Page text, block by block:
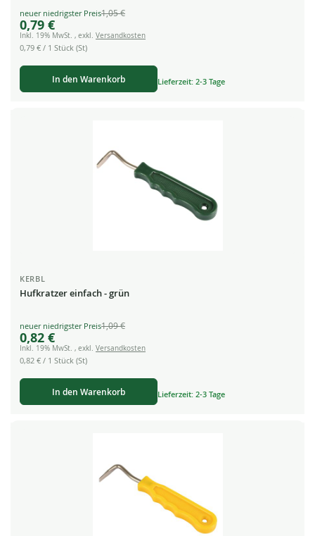
Special
Price
0,79 €
1,05 €
Inkl. 19% MwSt. , exkl. Versandkosten
0,79 € / 1 Stück (St)
In den Warenkorb Lieferzeit: 2-3 Tage
KERBL
Hufkratzer einfach - grün
Special
Price
0,82 €
1,09 €
Inkl. 19% MwSt. , exkl. Versandkosten
0,82 € / 1 Stück (St)
In den Warenkorb Lieferzeit: 2-3 Tage